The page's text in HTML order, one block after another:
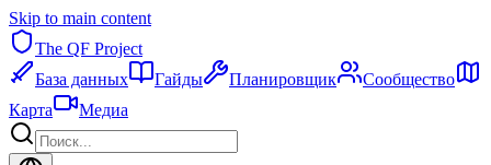
Skip to main content
The QF Project
База данных
Гайды Планировщик
Сообщество
Карта
Медиа